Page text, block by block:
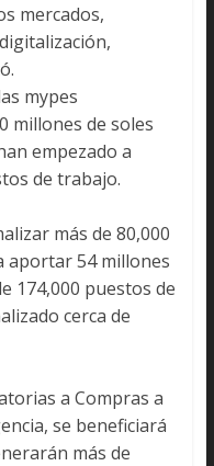
mercados,
mypes
millones de soles
empezado a
de trabajo.
más de 80,000
aportar 54 millones
174,000 puestos de
cerca de
a Compras a
se beneficiará
más de